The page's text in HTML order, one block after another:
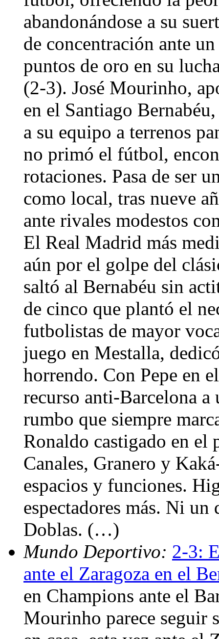
abandonándose a su
de concentración ante
puntos de oro en su
(2-3). José Mourinho,
en el Santiago
a su equipo a terrenos
no primó el fútbol,
rotaciones. Pasa de ser
como local, tras nueve
ante rivales modestos
El Real Madrid más
aún por el golpe del
saltó al Bernabéu sin
de cinco que plantó el
futbolistas de mayor
juego en Mestalla,
horrendo. Con Pepe en
recurso anti-Barcelona
rumbo que siempre
Ronaldo castigado en el
Canales, Granero y
espacios y funciones.
espectadores más. Ni
Doblas. (…)
Mundo Deportivo: 2-3:
ante el Zaragoza en el
en Champions ante el
Mourinho parece seguir